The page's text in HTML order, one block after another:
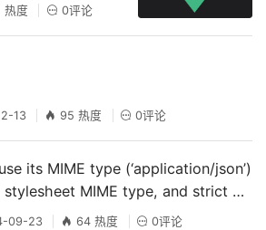
热度 0评论
13 95 热度 0评论
MIME type, and strict MI
09-23 64 热度 0评论